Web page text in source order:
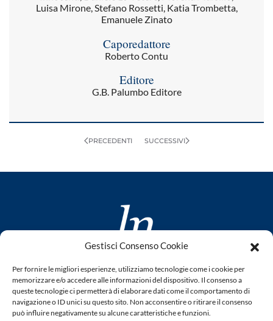
Gestisci Consenso Cookie
Per fornire le migliori esperienze, utilizziamo tecnologie come i cookie per
memorizzare e/o accedere alle informazioni del dispositivo. Il consenso a
queste tecnologie ci permetterà di elaborare dati come il comportamento di
navigazione o ID unici su questo sito. Non acconsentire o ritirare il consenso
può influire negativamente su alcune caratteristiche e funzioni.
Luisa Mirone, Stefano Rossetti, Katia Trombetta,
Emanuele Zinato
Caporedattore
Roberto Contu
Editore
G.B. Palumbo Editore
PRECEDENTI SUCCESSIVI
www.laletteraturaenoi.it
fondato da Romano Luperini
Questo blog non rappresenta una testata giornalistica in
quanto viene aggiornato senza alcuna periodicità. Non può